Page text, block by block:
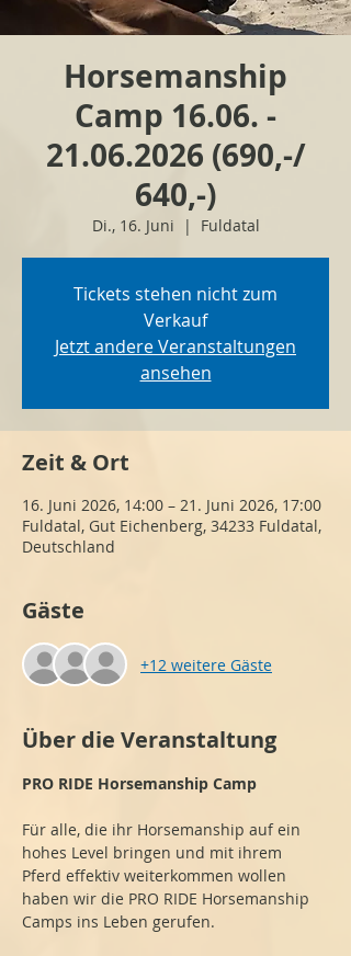
Horsemanship
Camp 16.06. -
21.06.2026 (690,-/
640,-)
Di., 16. Juni
  |
Fuldatal
Tickets stehen nicht zum
Verkauf
Jetzt andere Veranstaltungen
ansehen
Zeit & Ort
16. Juni 2026, 14:00 – 21. Juni 2026, 17:00
Fuldatal, Gut Eichenberg, 34233 Fuldatal,
Deutschland
Gäste
+12 weitere Gäste
Über die Veranstaltung
PRO RIDE Horsemanship Camp
Für alle, die ihr Horsemanship auf ein
hohes Level bringen und mit ihrem
Pferd effektiv weiterkommen wollen
haben wir die PRO RIDE Horsemanship
Camps ins Leben gerufen.